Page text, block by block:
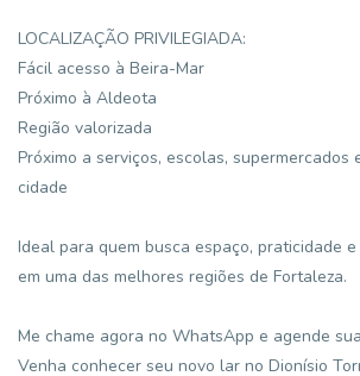
LOCALIZAÇÃO PRIVILEGIADA:
Fácil acesso à Beira-Mar
Próximo à Aldeota
Região valorizada
Próximo a serviços, escolas, supermercados
cidade
Ideal para quem busca espaço, praticidade
em uma das melhores regiões de Fortaleza.
Me chame agora no WhatsApp e agende
Venha conhecer seu novo lar no Dionísio